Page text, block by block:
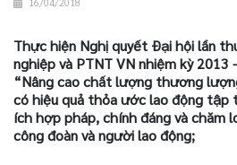
Thực hiện Nghị quyết Đại hội lần
nghiệp và PTNT VN nhiệm kỳ
“Nâng cao chất lượng thương
có hiệu quả thỏa ước lao động tập
ích hợp pháp, chính đáng và chăm
công đoàn và người lao động;